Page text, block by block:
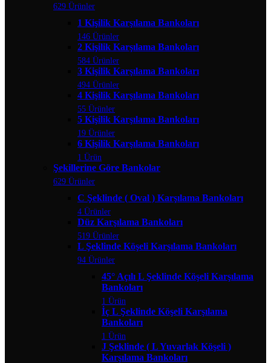
629 Ürünler
1 Kişilik Karşılama Bankoları
146 Ürünler
2 Kişilik Karşılama Bankoları
584 Ürünler
3 Kişilik Karşılama Bankoları
494 Ürünler
4 Kişilik Karşılama Bankoları
55 Ürünler
5 Kişilik Karşılama Bankoları
19 Ürünler
6 Kişilik Karşılama Bankoları
1 Ürün
Şekillerine Göre Bankolar
629 Ürünler
C Şeklinde ( Oval ) Karşılama Bankoları
4 Ürünler
Düz Karşılama Bankoları
519 Ürünler
L Şeklinde Köşeli Karşılama Bankoları
94 Ürünler
45° Açılı L Şeklinde Köşeli Karşılama
Bankoları
1 Ürün
İç L Şeklinde Köşeli Karşılama
Bankoları
1 Ürün
J Şeklinde ( L Yuvarlak Köşeli )
Karşılama Bankoları